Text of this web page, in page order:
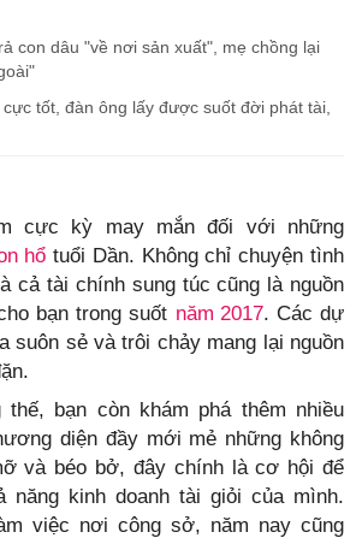
con dâu "về nơi sản xuất", mẹ chồng lại
tốt, đàn ông lấy được suốt đời phát tài,
cực kỳ may mắn đối với những
hổ tuổi Dần. Không chỉ chuyện tình
cả tài chính sung túc cũng là nguồn
bạn trong suốt năm 2017. Các dự
suôn sẻ và trôi chảy mang lại nguồn
thế, bạn còn khám phá thêm nhiều
diện đầy mới mẻ những không
và béo bở, đây chính là cơ hội để
năng kinh doanh tài giỏi của mình.
việc nơi công sở, năm nay cũng